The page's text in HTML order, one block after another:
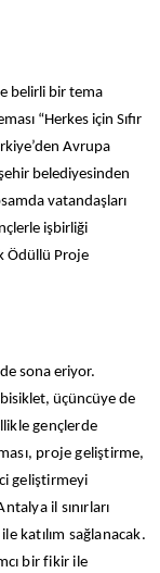
belirli bir tema
“Herkes için Sıfır
Avrupa
belediyesinden
vatandaşları
işbirliği
Ödüllü Proje
sona eriyor.
üçüncüye de
gençlerde
proje geliştirme,
geliştirmeyi
il sınırları
katılım sağlanacak.
bir fikir ile